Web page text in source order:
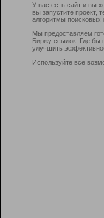
У вас есть сайт и вы
вы запустите проект,
алгоритмы поисковых
Мы предоставляем
Биржу ссылок. Где бы
улучшить
Используйте все